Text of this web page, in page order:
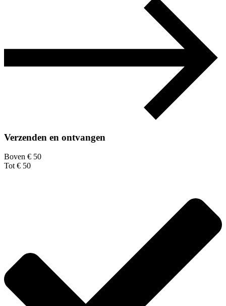
Verzenden en ontvangen
Boven € 50
Tot € 50